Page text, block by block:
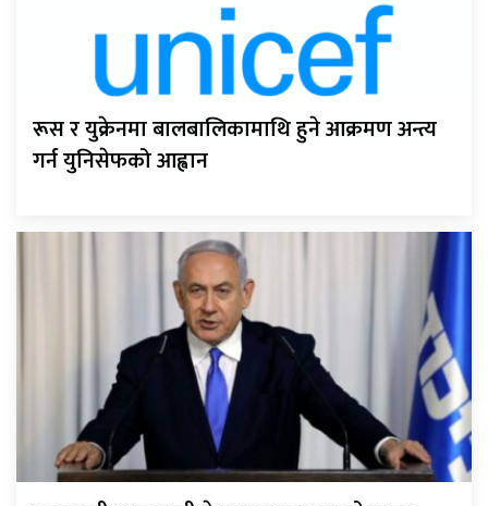
रूस र युक्रेनमा बालबालिकामाथि हुने आक्रमण अन्त्य
गर्न युनिसेफको आह्वान